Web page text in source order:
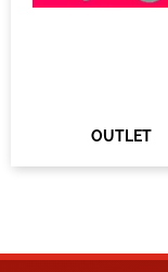
OUTLET